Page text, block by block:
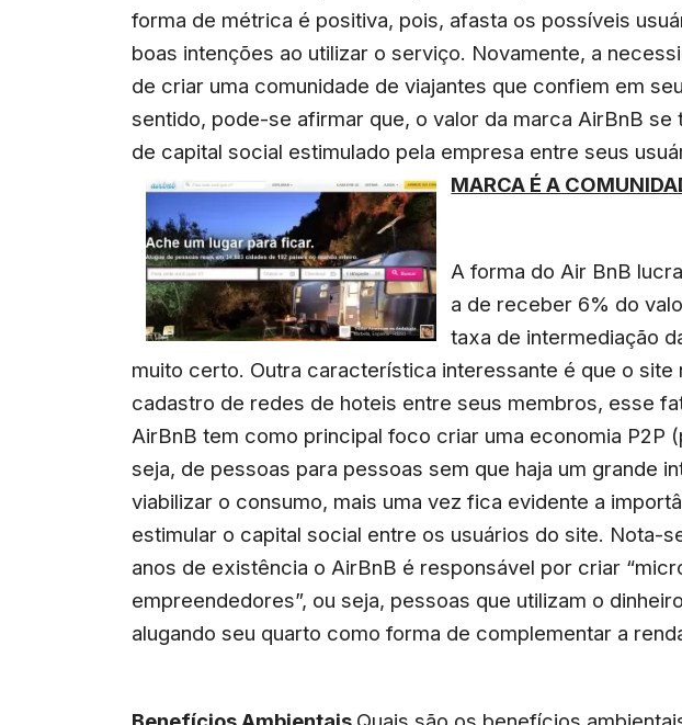
forma de métrica é positiva, pois, afasta os possíveis
boas intenções ao utilizar o serviço. Novamente, a
de criar uma comunidade de viajantes que confiem em
sentido, pode-se afirmar que, o valor da marca AirBnB se
de capital social estimulado pela empresa entre seus
MARCA É A
A forma do Air BnB
a de receber 6% do
taxa de intermediação
muito certo. Outra característica interessante é que o site
cadastro de redes de hoteis entre seus membros, esse
AirBnB tem como principal foco criar uma economia P2P
seja, de pessoas para pessoas sem que haja um grande
viabilizar o consumo, mais uma vez fica evidente a
estimular o capital social entre os usuários do site. Nota-
anos de existência o AirBnB é responsável por criar
empreendedores”, ou seja, pessoas que utilizam o
alugando seu quarto como forma de complementar a